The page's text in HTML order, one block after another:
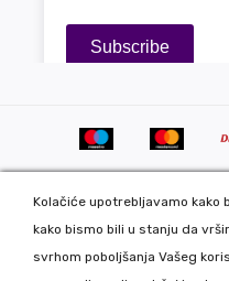
Kolačiće upotrebljavamo kako
kako bismo bili u stanju da
svrhom poboljšanja Vašeg